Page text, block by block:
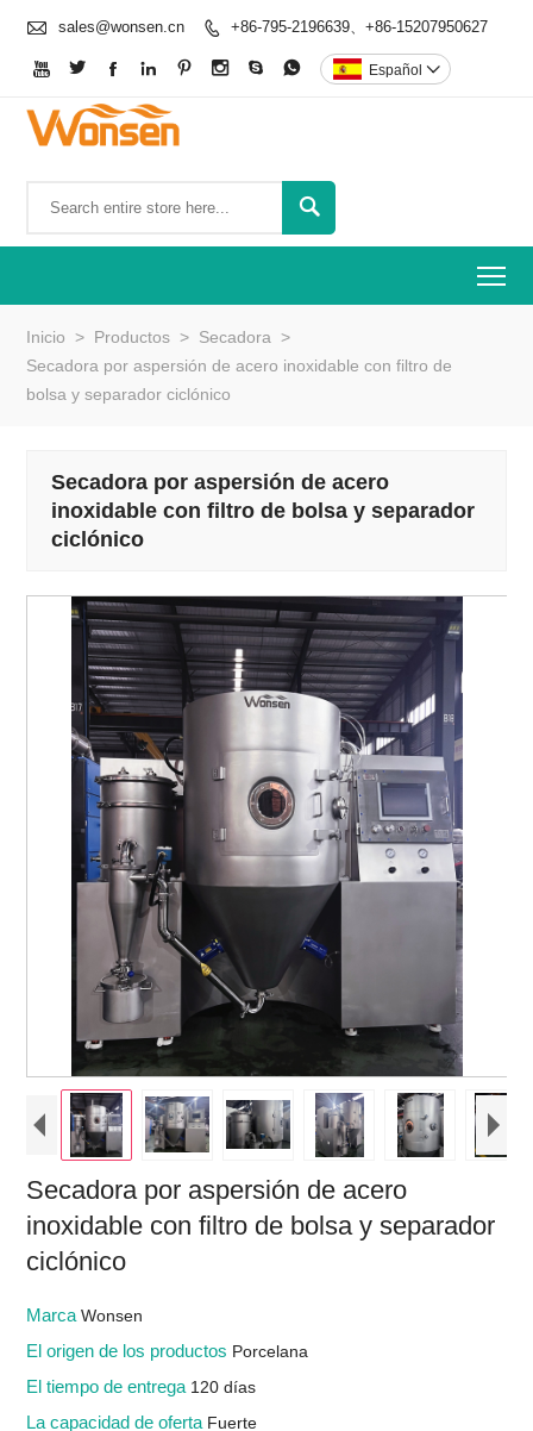
 sales@wonsen.cn  +86-795-2196639、+86-15207950627
        Español 

Inicio > Productos > Secadora >
Secadora por aspersión de acero inoxidable con filtro de
bolsa y separador ciclónico
Secadora por aspersión de acero
inoxidable con filtro de bolsa y separador
ciclónico
Secadora por aspersión de acero
inoxidable con filtro de bolsa y separador
ciclónico
MarcaWonsen
El origen de los productos Porcelana
El tiempo de entrega 120 días
La capacidad de oferta Fuerte